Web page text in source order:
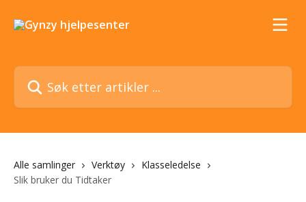
Søk etter artikler ...
Alle samlinger Verktøy
Klasseledelse
Slik bruker du Tidtaker